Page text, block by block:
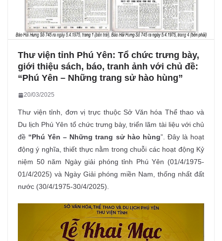
Thư viện tỉnh Phú Yên: Tổ chức trưng bày,
giới thiệu sách, báo, tranh ảnh với chủ đề:
“Phú Yên – Những trang sử hào hùng”
20/03/2025
Thư viện tỉnh, đơn vị trực thuộc Sở Văn hóa Thể thao và
Du lịch Phú Yên tổ chức trưng bày, triển lãm tài liệu với chủ
đề “Phú Yên – Những trang sử hào hùng”. Đây là hoạt
động ý nghĩa, thiết thực nằm trong chuỗi các hoạt động Kỷ
niệm 50 năm Ngày giải phóng tỉnh Phú Yên (01/4/1975-
01/4/2025) và Ngày Giải phóng miền Nam, thống nhất đất
nước (30/4/1975-30/4/2025).